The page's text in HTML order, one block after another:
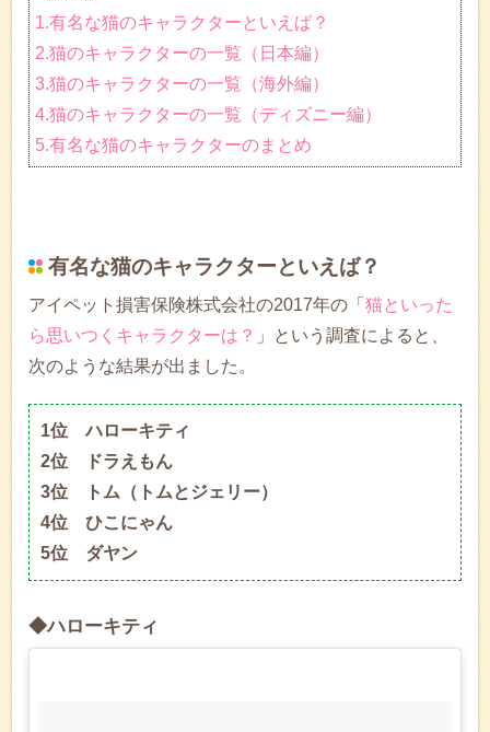
1.有名な猫のキャラクターといえば？
2.猫のキャラクターの一覧（日本編）
3.猫のキャラクターの一覧（海外編）
4.猫のキャラクターの一覧（ディズニー編）
5.有名な猫のキャラクターのまとめ
有名な猫のキャラクターといえば？
アイペット損害保険株式会社の2017年の「 猫といった
ら思いつくキャラクターは？ 」という調査によると、
次のような結果が出ました。
1位 ハローキティ
2位 ドラえもん
3位 トム（トムとジェリー）
4位 ひこにゃん
5位 ダヤン
◆ハローキティ